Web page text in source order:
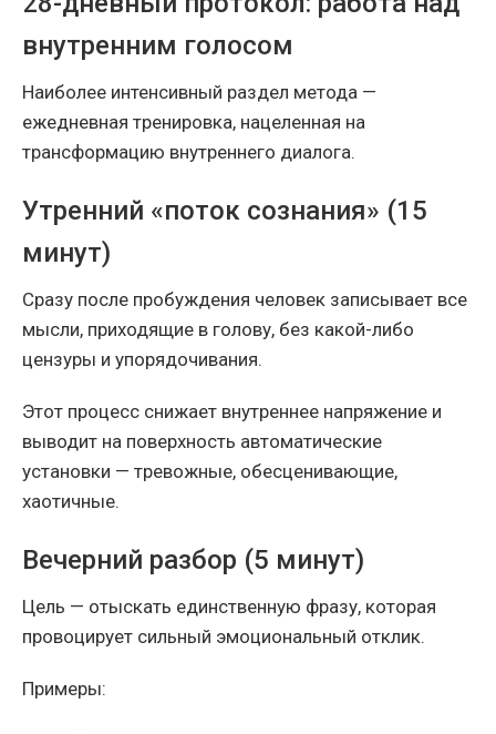
внутренним голосом
Наиболее интенсивный раздел метода —
ежедневная тренировка, нацеленная на
трансформацию внутреннего диалога.
Утренний «поток сознания» (15
минут)
Сразу после пробуждения человек записывает все
мысли, приходящие в голову, без какой-либо
цензуры и упорядочивания.
Этот процесс снижает внутреннее напряжение и
выводит на поверхность автоматические
установки — тревожные, обесценивающие,
хаотичные.
Вечерний разбор (5 минут)
Цель — отыскать единственную фразу, которая
провоцирует сильный эмоциональный отклик.
Примеры: